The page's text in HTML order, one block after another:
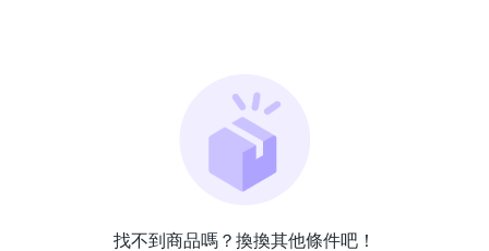
找不到商品嗎？換換其他條件吧！